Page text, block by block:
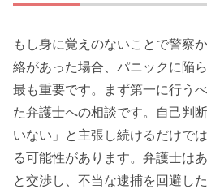
もし身に覚えのないことで警察
絡があった場合、パニックに陥
最も重要です。まず第一に行う
た弁護士への相談です。自己判
いない」と主張し続けるだけで
る可能性があります。弁護士は
と交渉し、不当な逮捕を回避し